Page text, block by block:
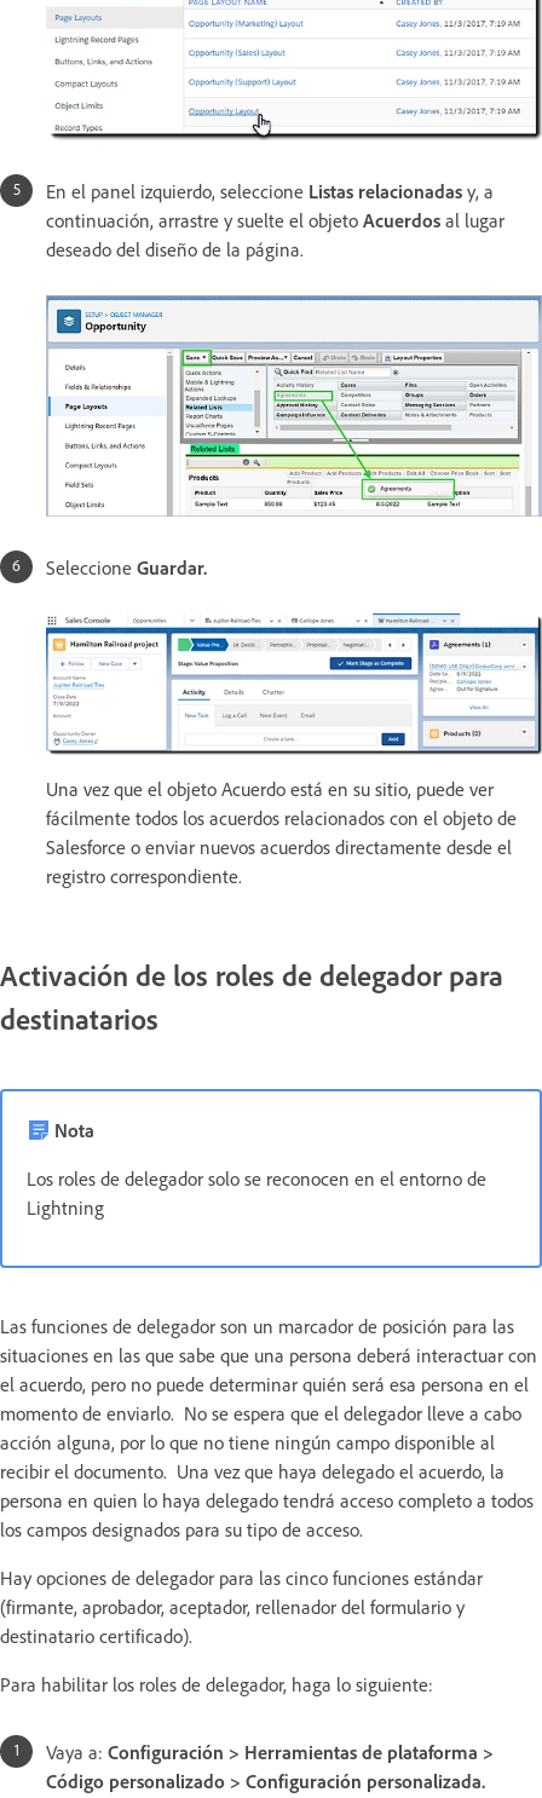
En el panel izquierdo, seleccione Listas relacionadas y, a
continuación, arrastre y suelte el objeto Acuerdos al lugar
deseado del diseño de la página.
Seleccione Guardar.
Una vez que el objeto Acuerdo está en su sitio, puede ver
fácilmente todos los acuerdos relacionados con el objeto de
Salesforce o enviar nuevos acuerdos directamente desde el
registro correspondiente.
Activación de los roles de delegador para
destinatarios
Nota
Los roles de delegador solo se reconocen en el entorno de
Lightning
Las funciones de delegador son un marcador de posición para las
situaciones en las que sabe que una persona deberá interactuar con
el acuerdo, pero no puede determinar quién será esa persona en el
momento de enviarlo. No se espera que el delegador lleve a cabo
acción alguna, por lo que no tiene ningún campo disponible al
recibir el documento. Una vez que haya delegado el acuerdo, la
persona en quien lo haya delegado tendrá acceso completo a todos
los campos designados para su tipo de acceso.
Hay opciones de delegador para las cinco funciones estándar
(firmante, aprobador, aceptador, rellenador del formulario y
destinatario certificado).
Para habilitar los roles de delegador, haga lo siguiente:
Vaya a: Configuración > Herramientas de plataforma >
Código personalizado > Configuración personalizada.